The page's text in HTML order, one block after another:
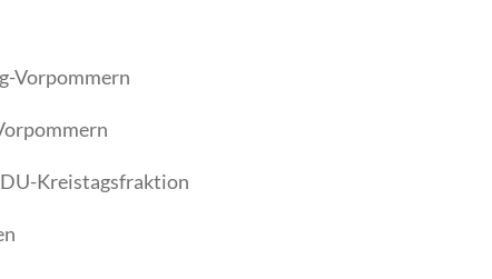
Vorpommern
Kreistagsfraktion